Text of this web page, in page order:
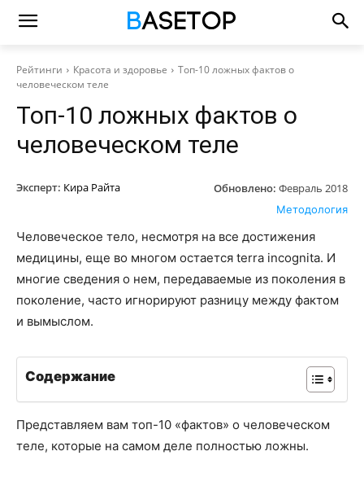
Рейтинги Красота и здоровье
Топ-10 ложных фактов о
человеческом теле
Топ-10 ложных фактов о
человеческом теле
Эксперт: Кира Райта Обновлено: Февраль 2018
Методология
Человеческое тело, несмотря на все достижения
медицины, еще во многом остается terra incognita. И
многие сведения о нем, передаваемые из поколения в
поколение, часто игнорируют разницу между фактом
и вымыслом.
Содержание
Представляем вам топ-10 «фактов» о человеческом
теле, которые на самом деле полностью ложны.